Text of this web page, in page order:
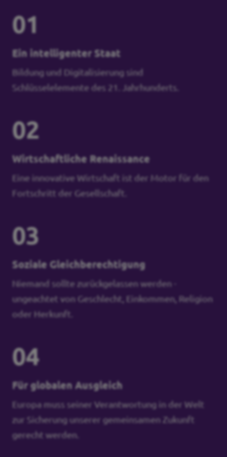
01
Ein intelligenter Staat
Bildung und Digitalisierung sind
Schlüsselelemente des 21. Jahrhunderts.
02
Wirtschaftliche Renaissance
Eine innovative Wirtschaft ist der Motor für den
Fortschritt der Gesellschaft.
03
Soziale Gleichberechtigung
Niemand sollte zurückgelassen werden -
ungeachtet von Geschlecht, Einkommen, Religion
oder Herkunft.
04
Für globalen Ausgleich
Europa muss seiner Verantwortung in der Welt
zur Sicherung unserer gemeinsamen Zukunft
gerecht werden.